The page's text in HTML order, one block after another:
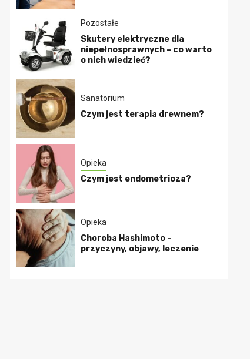
Pozostałe
Skutery elektryczne dla
niepełnosprawnych – co warto
o nich wiedzieć?
Sanatorium
Czym jest terapia drewnem?
Opieka
Czym jest endometrioza?
Opieka
Choroba Hashimoto –
przyczyny, objawy, leczenie